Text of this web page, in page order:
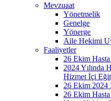
Mevzuaat
Yönetmelik
Genelge
Yönerge
Aile Hekimi
Faaliyetler
26 Ekim
2024 Yılında
Hizmet İçi
26 Ekim 2024
26 Ekim